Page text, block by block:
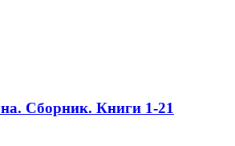
Сборник. Книги 1-21